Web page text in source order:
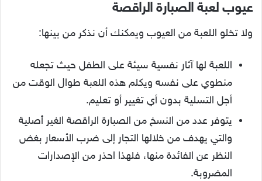
عيوب لعبة الصبارة الراقصة
ولا تخلو اللعبة من العيوب ويمكنك أن نذكر من بينها:
اللعبة لها آثار نفسية سيئة على الطفل حيث تجعله
منطوي على نفسه ويكلم هذه اللعبة طوال الوقت من
أجل التسلية بدون أي تغيير أو تعليم.
يتوفر عدد من النسخ من الصبارة الراقصة الغير أصلية
والتي يهدف من خلالها التجار إلى ضرب الأسعار بغض
النظر عن الفائدة منها، فلهذا احذر من الإصدارات
المضروبة.